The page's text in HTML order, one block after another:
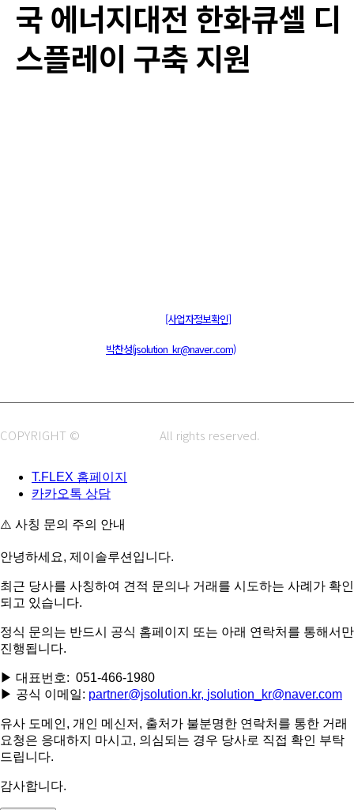
국 에너지대전 한화큐셀 디
스플레이 구축 지원
[사업자정보확인]
박찬성(jsolution_kr@naver.com)
COPYRIGHT © All rights reserved.
T.FLEX 홈페이지
카카오톡 상담
사칭 문의 주의 안내
안녕하세요, 제이솔루션입니다.
최근 당사를 사칭하여 견적 문의나 거래를 시도하는 사례가 확인
되고 있습니다.
정식 문의는 반드시 공식 홈페이지 또는 아래 연락처를 통해서만
진행됩니다.
▶ 대표번호: 051-466-1980
▶ 공식 이메일: partner@jsolution.kr, jsolution_kr@naver.com
유사 도메인, 개인 메신저, 출처가 불분명한 연락처를 통한 거래
요청은 응대하지 마시고, 의심되는 경우 당사로 직접 확인 부탁
드립니다.
감사합니다.